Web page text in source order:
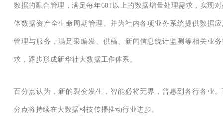
数据的融合管理，满足每年60T以上的数据增量处理需求，实现对
体数据资产全生命周期管理。并为社内各项业务系统提供数据应
管理与服务，满足采编发、供稿、新闻信息统计监测等相关业务
求，逐步形成新华社大数据工作体系。
百分点认为，新的裂变发生，智能必将无界，普惠到各行各业。
分点将持续在大数据科技传播推动行业进步。